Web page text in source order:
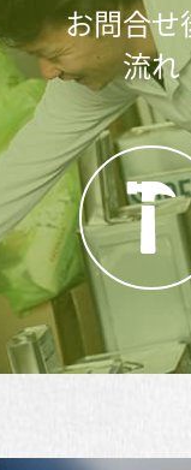
お問合せ後の
流れ